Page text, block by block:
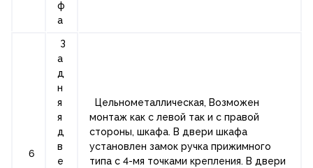
ф
а
6
З
а
д
н
я
я
д
в
е
Цельнометаллическая, Возможен
монтаж как с левой так и с правой
стороны, шкафа. В двери шкафа
установлен замок ручка прижимного
типа с 4-мя точками крепления. В двери